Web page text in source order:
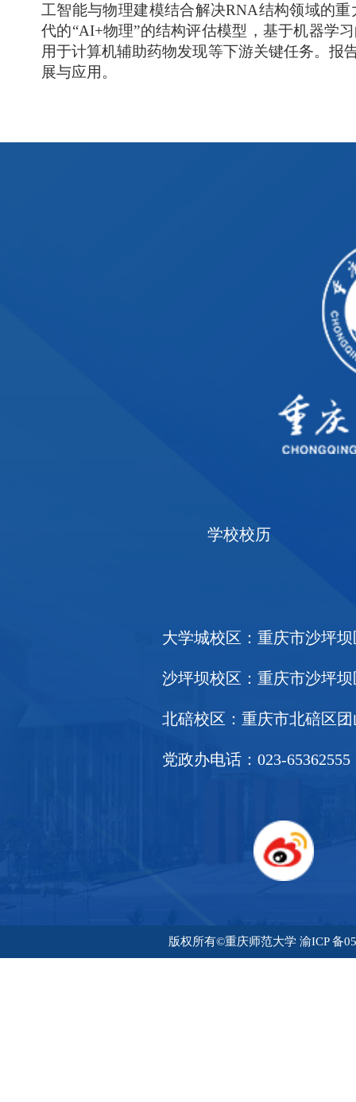
工智能与物理建模结合解决RNA结构领域的
代的“AI+物理”的结构评估模型，基于机器学
用于计算机辅助药物发现等下游关键任务。报
展与应用。
学校校历
大学城校区：重庆市沙坪
沙坪坝校区：重庆市沙坪
北碚校区：重庆市北碚区团
党政办电话：023-65362555
版权所有©重庆师范大学 渝ICP 备